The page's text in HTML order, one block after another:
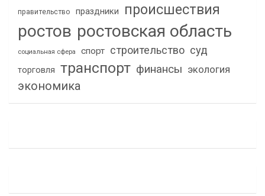
правительство праздники происшествия
ростов ростовская область
социальная сфера спорт строительство суд
торговля транспорт финансы экология
экономика